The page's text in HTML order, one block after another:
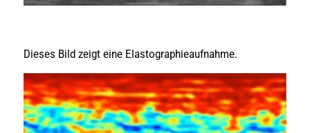
Dieses Bild zeigt eine Elastographieaufnahme.